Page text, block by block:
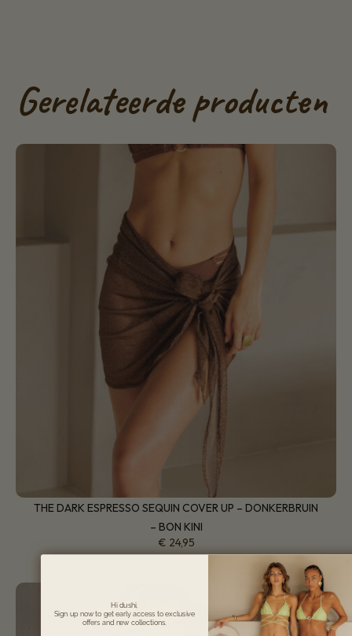
Gerelateerde producten
THE DARK ESPRESSO SEQUIN COVER UP – DONKERBRUIN
– BON KINI
€ 24,95
Hi dushi,
Sign up now to get early access to exclusive
offers and new collections.